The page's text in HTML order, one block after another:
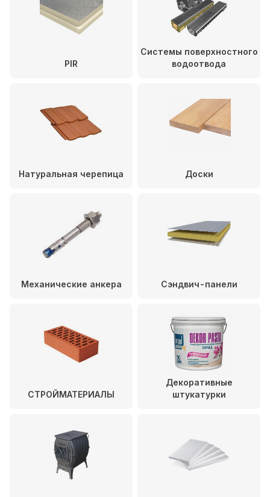
PIR
Системы поверхностного
водоотвода
Натуральная черепица Доски
Механические анкера Сэндвич-панели
СТРОЙМАТЕРИАЛЫ
Декоративные
штукатурки